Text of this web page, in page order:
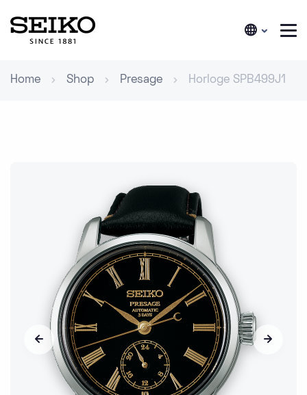
Home Shop Presage Horloge SPB499J1